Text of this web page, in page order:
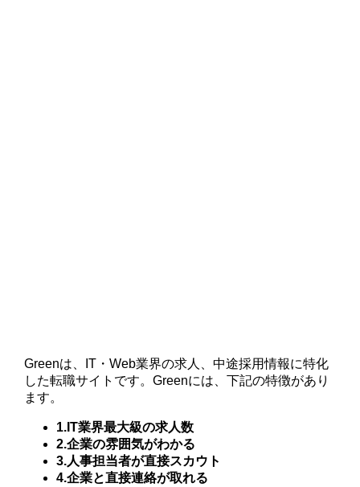
Greenは、IT・Web業界の求人、中途採用情報に特化
した転職サイトです。Greenには、下記の特徴があり
ます。
1.IT業界最大級の求人数
2.企業の雰囲気がわかる
3.人事担当者が直接スカウト
4.企業と直接連絡が取れる